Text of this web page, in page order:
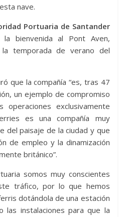
nave.
Portuaria de Santander
bienvenida al Pont Aven,
la temporada de verano del
que la compañía “es, tras 47
un ejemplo de compromiso
exclusivamente
es una compañía muy
del paisaje de la ciudad y que
de empleo y la dinamización
británico”.
somos muy conscientes
tráfico, por lo que hemos
dotándola de una estación
las instalaciones para que la